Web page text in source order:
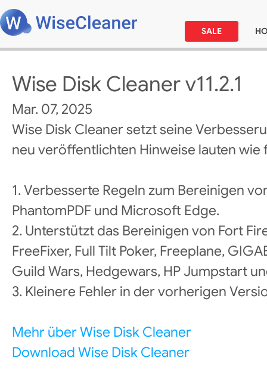
SALE
Wise Disk Cleaner v11.2.1
Mar. 07, 2025
Wise Disk Cleaner setzt seine
neu veröffentlichten Hinweise lauten wie
1. Verbesserte Regeln zum Bereinigen
PhantomPDF und Microsoft Edge.
2. Unterstützt das Bereinigen von Fort
FreeFixer, Full Tilt Poker, Freeplane,
Guild Wars, Hedgewars, HP Jumpstart
3. Kleinere Fehler in der vorherigen
Mehr über Wise Disk Cleaner
Download Wise Disk Cleaner